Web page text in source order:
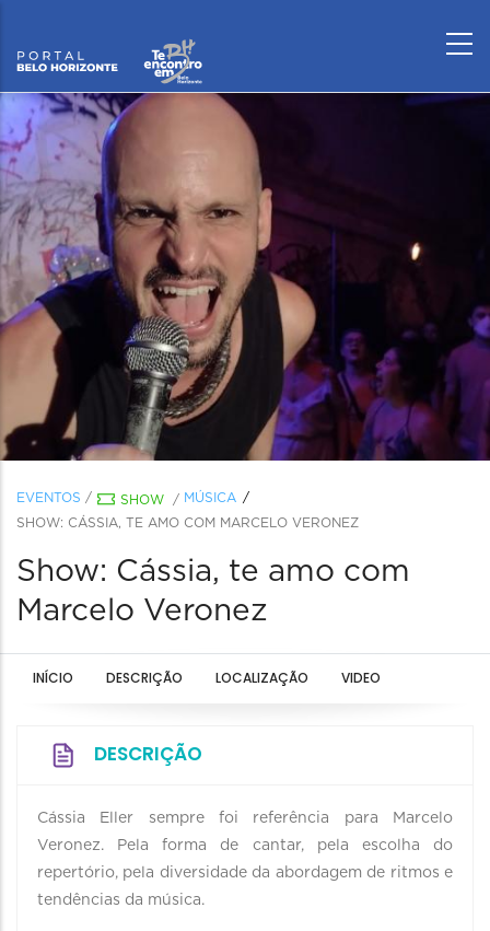
EVENTOS / SHOW / MÚSICA
SHOW: CÁSSIA, TE AMO COM MARCELO VERONEZ
Show: Cássia, te amo com
Marcelo Veronez
INÍCIO DESCRIÇÃO LOCALIZAÇÃO VIDEO
DESCRIÇÃO
Cássia Eller sempre foi referência para Marcelo
Veronez. Pela forma de cantar, pela escolha do
repertório, pela diversidade da abordagem de ritmos e
tendências da música.